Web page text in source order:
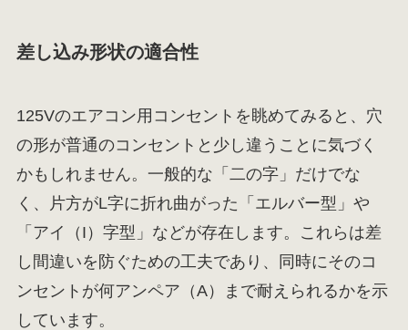
差し込み形状の適合性
125Vのエアコン用コンセントを眺めてみると、穴
の形が普通のコンセントと少し違うことに気づく
かもしれません。一般的な「二の字」だけでな
く、片方がL字に折れ曲がった「エルバー型」や
「アイ（I）字型」などが存在します。これらは差
し間違いを防ぐための工夫であり、同時にそのコ
ンセントが何アンペア（A）まで耐えられるかを示
しています。